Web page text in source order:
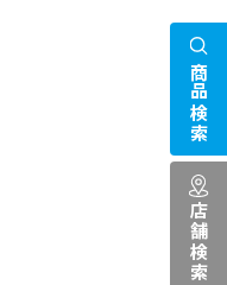
商品検索
店舗検索